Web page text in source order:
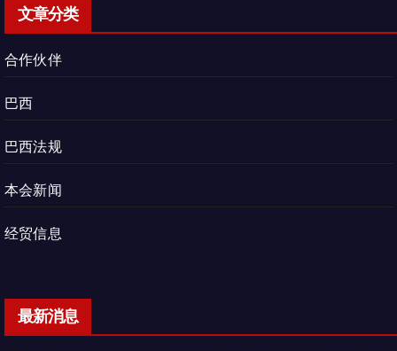
文章分类
合作伙伴
巴西
巴西法规
本会新闻
经贸信息
最新消息